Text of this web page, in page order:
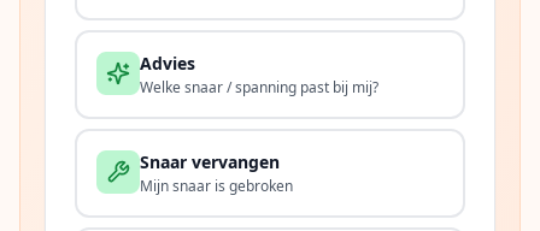
Advies
Welke snaar / spanning past bij mij?
Snaar vervangen
Mijn snaar is gebroken